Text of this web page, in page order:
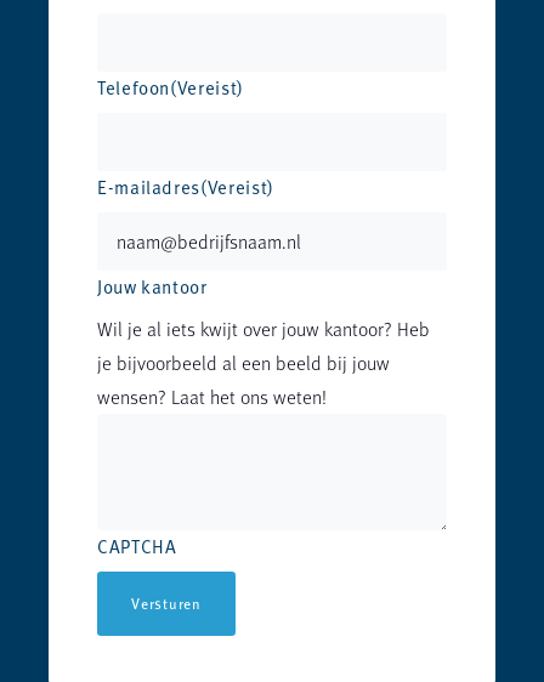
Telefoon(Vereist)
E-mailadres(Vereist)
Jouw kantoor
Wil je al iets kwijt over jouw kantoor? Heb
je bijvoorbeeld al een beeld bij jouw
wensen? Laat het ons weten!
CAPTCHA
Versturen